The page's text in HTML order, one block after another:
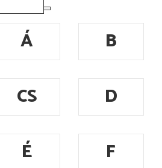
Á
B
CS
D
É
F